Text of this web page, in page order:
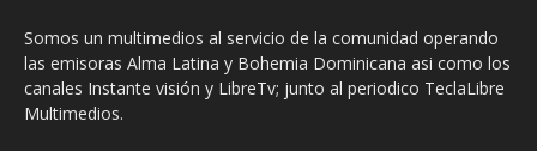
Somos un multimedios al servicio de la comunidad operando
las emisoras Alma Latina y Bohemia Dominicana asi como los
canales Instante visión y LibreTv; junto al periodico TeclaLibre
Multimedios.